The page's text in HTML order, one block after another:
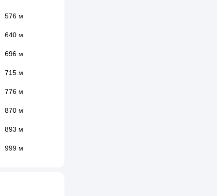
576 м
640 м
696 м
715 м
776 м
870 м
893 м
999 м